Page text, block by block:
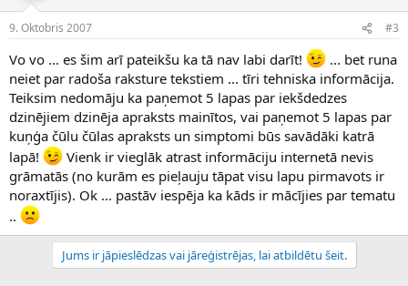
9. Oktobris 2007 #3
Vo vo ... es šim arī pateikšu ka tā nav labi darīt!
... bet runa
neiet par radoša raksture tekstiem ... tīri tehniska informācija.
Teiksim nedomāju ka paņemot 5 lapas par iekšdedzes
dzinējiem dzinēja apraksts mainītos, vai paņemot 5 lapas par
kuņģa čūlu čūlas apraksts un simptomi būs savādāki katrā
lapā!
Vienk ir vieglāk atrast informāciju internetā nevis
grāmatās (no kurām es pieļauju tāpat visu lapu pirmavots ir
noraxtījis). Ok ... pastāv iespēja ka kāds ir mācījies par tematu
..
Jums ir jāpieslēdzas vai jāreģistrējas, lai atbildētu šeit.